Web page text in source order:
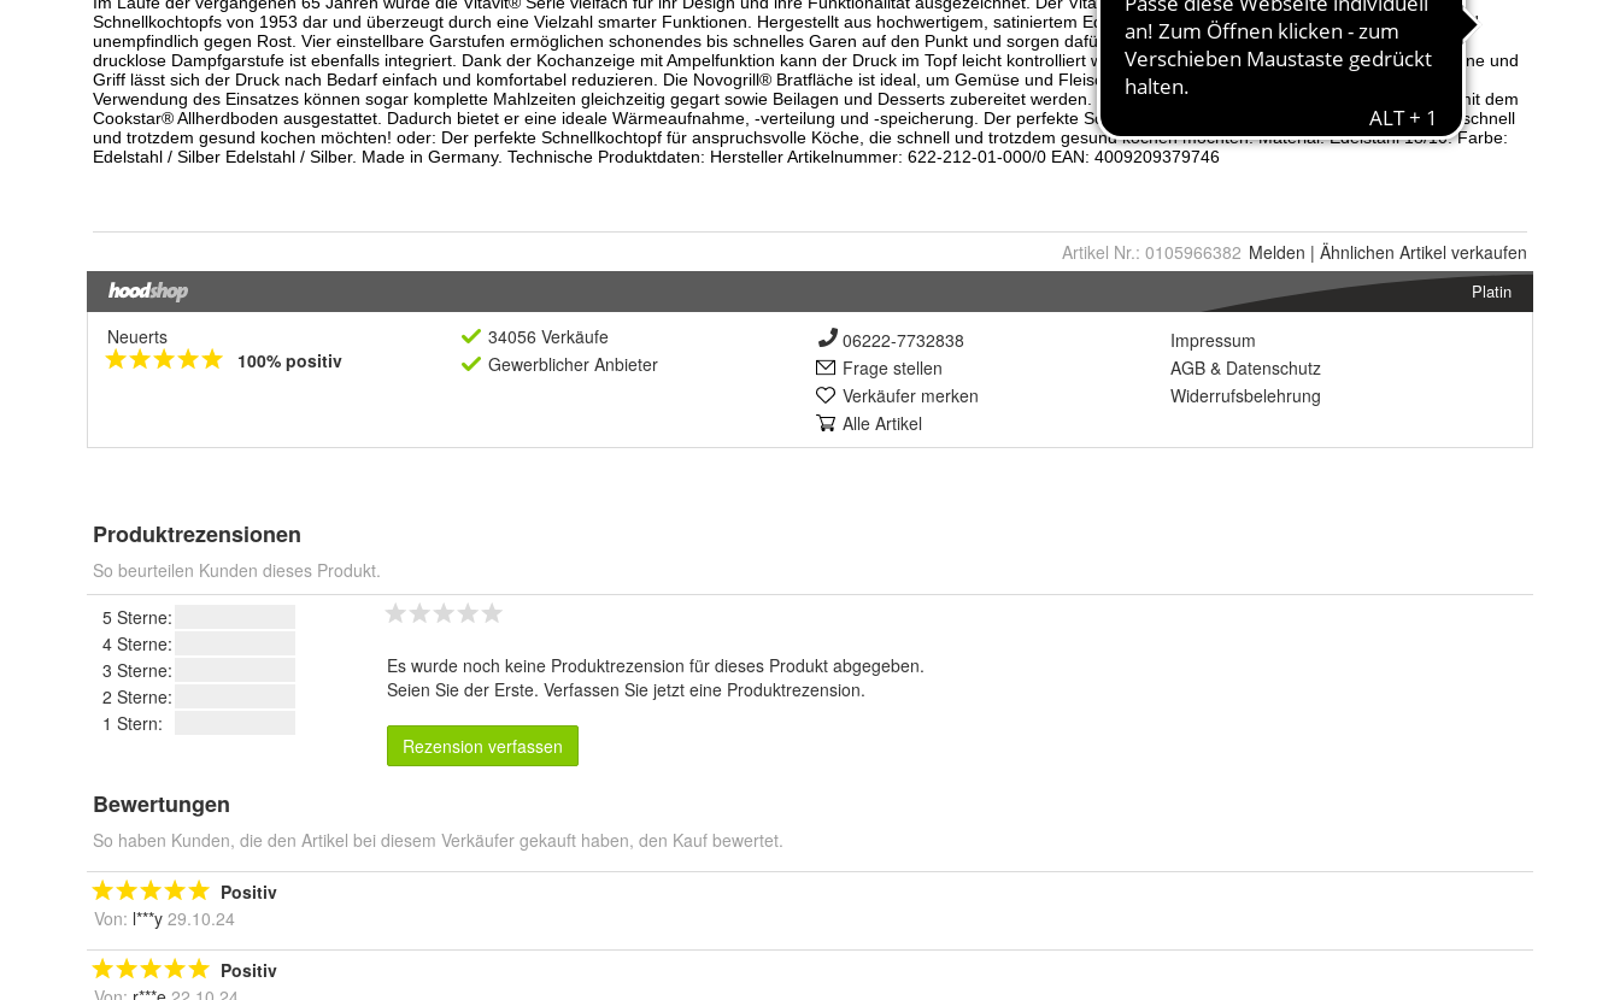
Artikel Nr.: 0105966382 Melden | Ähnlichen Artikel verkaufen
Platin
Neuerts
100% positiv
34056 Verkäufe
Gewerblicher Anbieter
06222-7732838
Frage stellen
Verkäufer merken
Alle Artikel
Impressum
AGB & Datenschutz
Widerrufsbelehrung
Produktrezensionen
So beurteilen Kunden dieses Produkt.
5 Sterne:
4 Sterne:
3 Sterne:
2 Sterne:
1 Stern:
Es wurde noch keine Produktrezension für dieses Produkt abgegeben.
Seien Sie der Erste. Verfassen Sie jetzt eine Produktrezension.
Rezension verfassen
Bewertungen
So haben Kunden, die den Artikel bei diesem Verkäufer gekauft haben, den Kauf bewertet.
Positiv
Von: l***y 29.10.24
Positiv